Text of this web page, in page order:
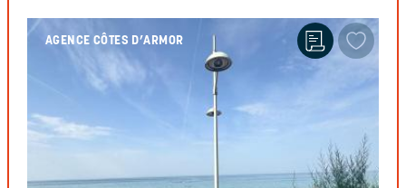
AGENCE CÔTES D’ARMOR